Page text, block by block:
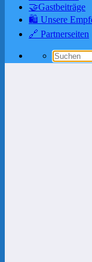
🤝Gastbeiträge
🛍️ Unsere
🔗 Partnerseiten